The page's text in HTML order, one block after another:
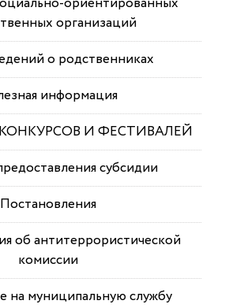
организаций
о родственниках
информация
И ФЕСТИВАЛЕЙ
субсидии
Постановления
об антитеррористической
комиссии
на муниципальную службу